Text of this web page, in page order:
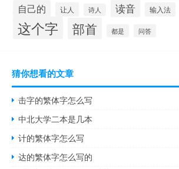
自己的 让人 诗人 读音 输入法
这个字 部首 都是 问答
猜你想看的文章
击字的繁体字怎么写
中北大学二本是几本
计的繁体字怎么写
达的繁体字怎么写的